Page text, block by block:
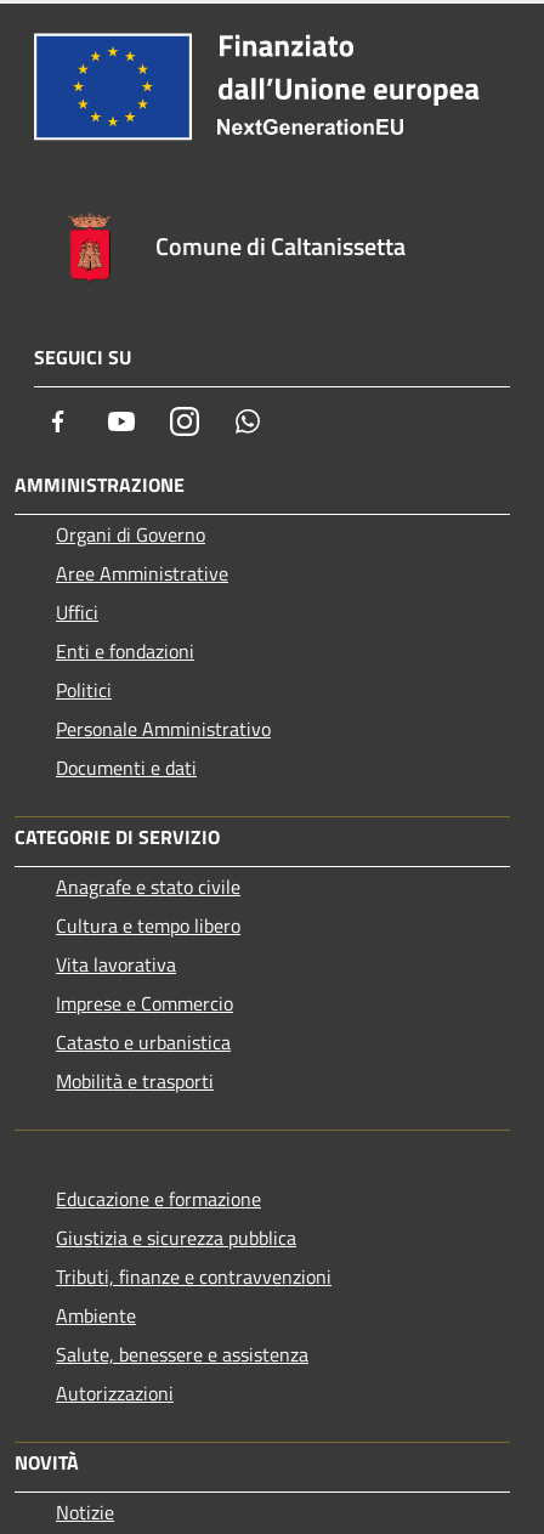
Comune di Caltanissetta
SEGUICI SU
Facebook YoutubeInstagram
AMMINISTRAZIONE
Organi di Governo
Aree Amministrative
Uffici
Enti e fondazioni
Politici
Personale Amministrativo
Documenti e dati
CATEGORIE DI SERVIZIO
Anagrafe e stato civile
Cultura e tempo libero
Vita lavorativa
Imprese e Commercio
Catasto e urbanistica
Mobilità e trasporti
Educazione e formazione
Giustizia e sicurezza pubblica
Tributi, finanze e contravvenzioni
Ambiente
Salute, benessere e assistenza
Autorizzazioni
NOVITÀ
Notizie